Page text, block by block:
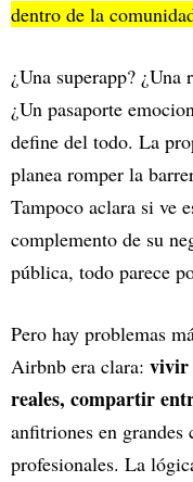
dentro de la
¿Una superapp?
¿Un pasaporte
define del todo. La
planea romper la
Tampoco aclara si ve
complemento de su
pública, todo parece
Pero hay problemas
Airbnb era clara: vivir
reales, compartir
anfitriones en grandes
profesionales. La